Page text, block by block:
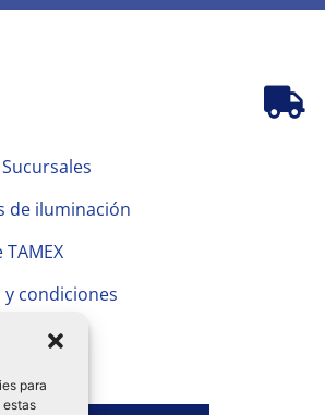
para
estas
de iluminación
condiciones